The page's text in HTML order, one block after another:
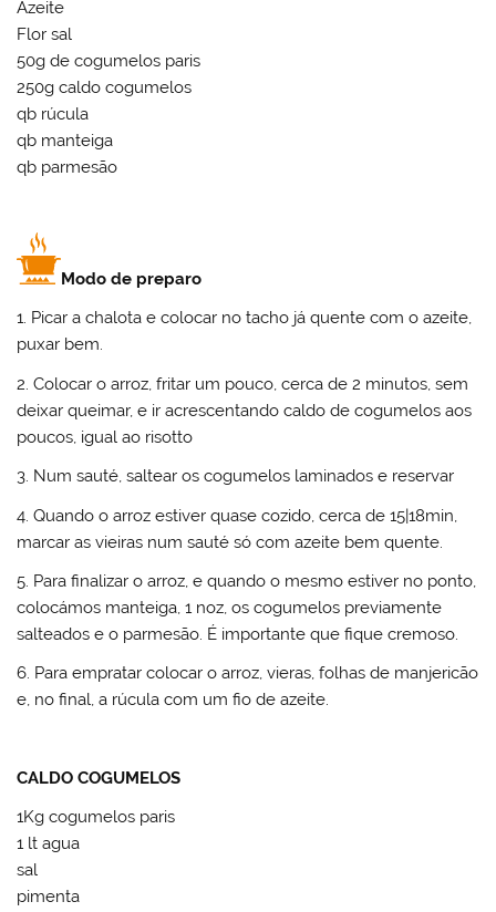
Azeite
Flor sal
50g de cogumelos paris
250g caldo cogumelos
qb rúcula
qb manteiga
qb parmesão
Modo de preparo
1. Picar a chalota e colocar no tacho já quente com o azeite,
puxar bem.
2. Colocar o arroz, fritar um pouco, cerca de 2 minutos, sem
deixar queimar, e ir acrescentando caldo de cogumelos aos
poucos, igual ao risotto
3. Num sauté, saltear os cogumelos laminados e reservar
4. Quando o arroz estiver quase cozido, cerca de 15|18min,
marcar as vieiras num sauté só com azeite bem quente.
5. Para finalizar o arroz, e quando o mesmo estiver no ponto,
colocámos manteiga, 1 noz, os cogumelos previamente
salteados e o parmesão. É importante que fique cremoso.
6. Para empratar colocar o arroz, vieras, folhas de manjericão
e, no final, a rúcula com um fio de azeite.
CALDO COGUMELOS
1Kg cogumelos paris
1 lt agua
sal
pimenta